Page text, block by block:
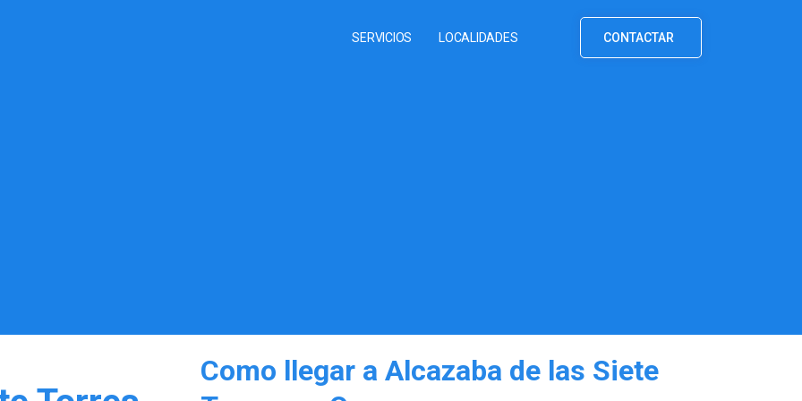
SERVICIOS LOCALIDADES CONTACTAR
Como llegar a Alcazaba de las Siete